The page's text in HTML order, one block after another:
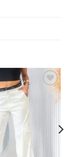
lista de